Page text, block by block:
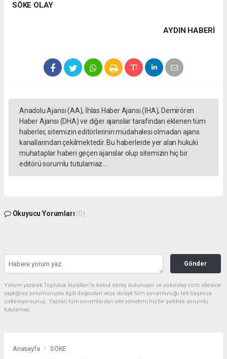
SÖKE OLAY
AYDIN HABERİ
Anadolu Ajansı (AA), İhlas Haber Ajansı (İHA), Demirören
Haber Ajansı (DHA) ve diğer ajanslar tarafından eklenen tüm
haberler, sitemizin editörlerinin müdahalesi olmadan ajans
kanallarından çekilmektedir. Bu haberlerde yer alan hukuki
muhataplar haberi geçen ajanslar olup sitemizin hiç bir
editörü sorumlu tutulamaz...
Okuyucu Yorumları (0)
Gönder
Yorum yazarak Topluluk Kuralları’nı kabul etmiş bulunuyor ve sokeolay.com sitesine
yaptığınız yorumunuzla ilgili doğrudan veya dolaylı tüm sorumluluğu tek başınıza
üstleniyorsunuz. Yazılan tüm yorumlardan site yönetimi hiçbir şekilde sorumlu
tutulamaz.
Anasayfa SÖKE